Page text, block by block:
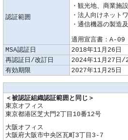
認証範囲
適用宣言書：A-
MSA認証日
2018年11月26日
再認証日/改訂日
2024年11月27日/
有効期限
2027年11月25日
＜被認証組織認証範囲と同じ＞
東京オフィス
東京都港区芝大門2丁目10番12号
大阪オフィス
大阪府大阪市中央区瓦町3丁目3-7